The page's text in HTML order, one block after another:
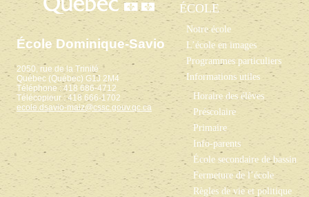
École Dominique-Savio
2050, rue de la Trinité
Québec (Québec) G1J 2M4
Téléphone : 418 686-4712
Télécopieur : 418 666-1702
ecole.dsavio-maiz@cssc.gouv.qc.ca
ÉCOLE
Notre école
L’école en images
Programmes particuliers
Informations utiles
Horaire des élèves
Préscolaire
Primaire
Info-parents
École secondaire de bassin
Fermeture de l’école
Règles de vie et politique